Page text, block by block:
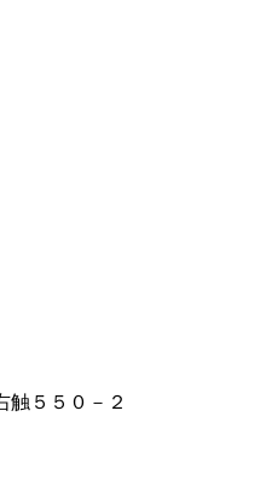
触５５０－２